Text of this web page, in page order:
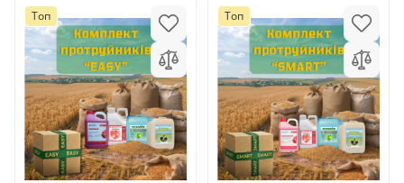
Топ Топ